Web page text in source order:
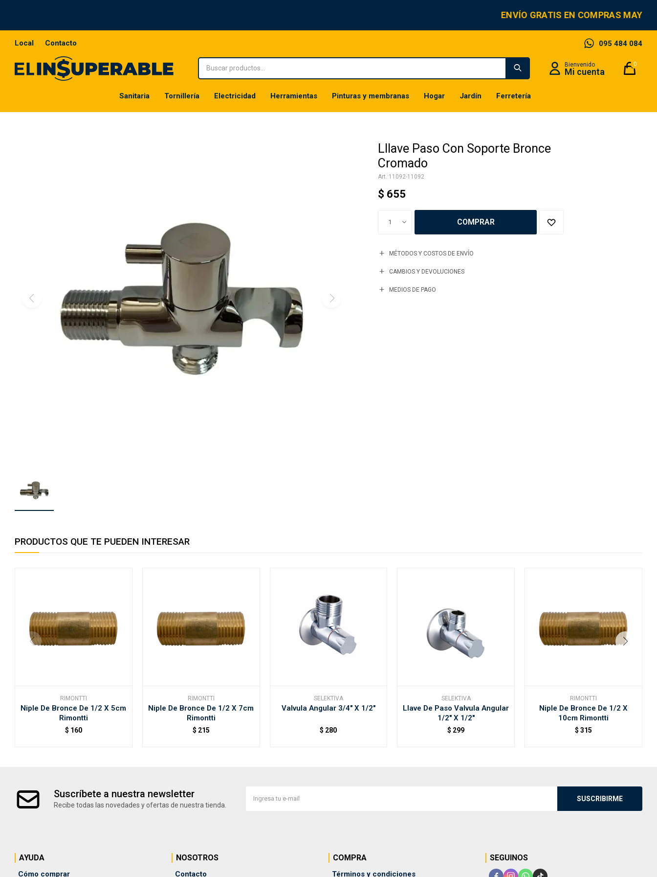
ENVÍO GRATIS EN COMPRAS
Sanitaria Tornillería Electricidad Herramientas Pinturas y membranas Hogar Jardín Ferretería
0
095 484 084
Local Contacto
Lllave Paso Con Soporte Bronce
Cromado
11092-11092
$ 655
1 COMPRAR
MÉTODOS Y COSTOS DE ENVÍO
CAMBIOS Y DEVOLUCIONES
MEDIOS DE PAGO
PRODUCTOS QUE TE PUEDEN INTERESAR
RIMONTTI
Niple De Bronce De 1/2 X 5cm
Rimontti
$ 160
RIMONTTI
Niple De Bronce De 1/2 X 7cm
Rimontti
$ 215
SELEKTIVA
Valvula Angular 3/4" X 1/2"
$ 280
SELEKTIVA
Llave De Paso Valvula Angular
1/2" X 1/2"
$ 299
RIMONTTI
Niple De Bronce De 1/2 X
10cm Rimontti
$ 315
Suscríbete a nuestra newsletter
Recibe todas las novedades y ofertas de nuestra tienda.
SUSCRIBIRME
AYUDA
Cómo comprar
NOSOTROS
Contacto
COMPRA
Términos y condiciones
SEGUINOS